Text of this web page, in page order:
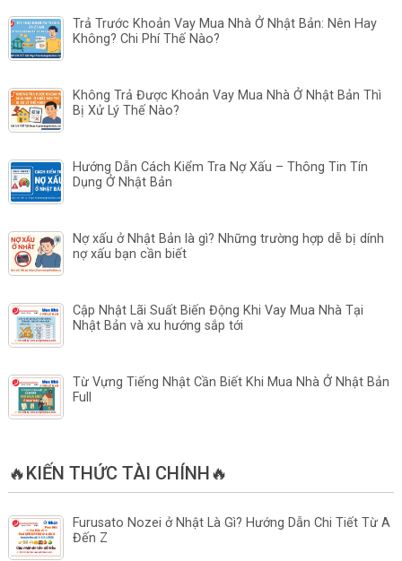
Trả Trước Khoản Vay Mua Nhà Ở Nhật Bản: Nên Hay
Không? Chi Phí Thế Nào?
Không Trả Được Khoản Vay Mua Nhà Ở Nhật Bản Thì
Bị Xử Lý Thế Nào?
Hướng Dẫn Cách Kiểm Tra Nợ Xấu – Thông Tin Tín
Dụng Ở Nhật Bản
Nợ xấu ở Nhật Bản là gì? Những trường hợp dễ bị dính
nợ xấu bạn cần biết
Cập Nhật Lãi Suất Biến Động Khi Vay Mua Nhà Tại
Nhật Bản và xu hướng sắp tới
Từ Vựng Tiếng Nhật Cần Biết Khi Mua Nhà Ở Nhật Bản
Full
🔥KIẾN THỨC TÀI CHÍNH🔥
Furusato Nozei ở Nhật Là Gì? Hướng Dẫn Chi Tiết Từ A
Đến Z